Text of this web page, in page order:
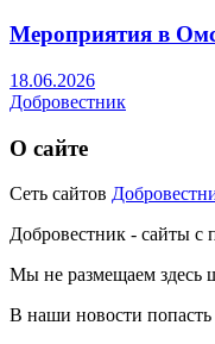
Мероприятия в
18.06.2026
Добровестник
О сайте
Сеть сайтов
Добровестник - сайты с
Мы не размещаем здесь
В наши новости